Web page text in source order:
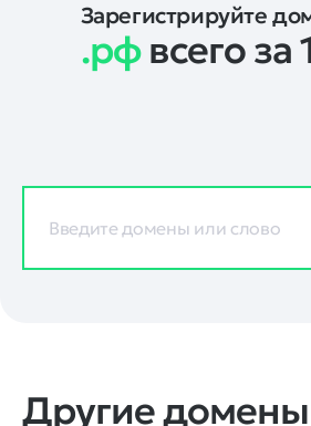
Зарегистрируйте
.рфвсего за
Другие домены